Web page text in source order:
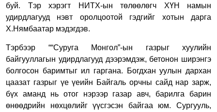
буй. Тэр хэрэгт НИТХ-ын төлөөлөгч ХҮН намын
удирдлагууд нэвт оролцоотой гэдгийг хотын дарга
Х.Нямбаатар мэдэгдэв.
Тэрбээр ““Суруга Монгол”-ын газрыг хуулийн
байгууллагын удирдлагууд дээрэмдэж, бетонон ширэнгэ
болгосон баримтыг ил гаргана. Богдхан уулын дархан
цаазат газрыг үе үеийн Байгаль орчны сайд нар зарж,
бүх аманд нь отог нэрээр газар авч, барилга барин
өнөөдрийн нөхцөлийг үүсгэсэн байгаа юм. Сургууль,